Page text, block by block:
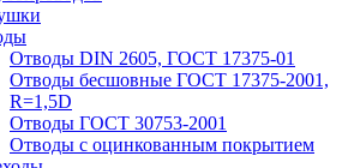
Отводы DIN 2605, ГОСТ 17375-01
Отводы бесшовные ГОСТ 17375-2001,
R=1,5D
Отводы ГОСТ 30753-2001
Отводы с оцинкованным покрытием